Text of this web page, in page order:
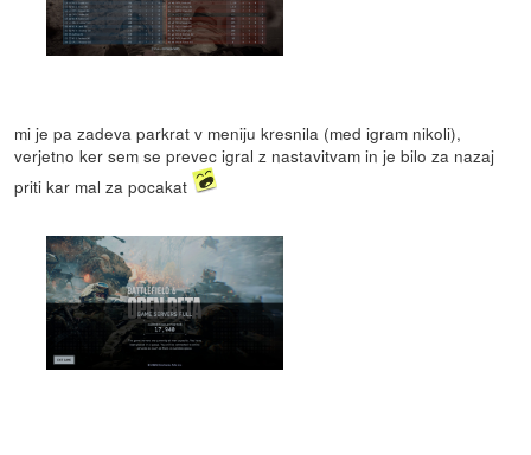
mi je pa zadeva parkrat v meniju kresnila (med igram nikoli),
verjetno ker sem se prevec igral z nastavitvam in je bilo za nazaj
priti kar mal za pocakat